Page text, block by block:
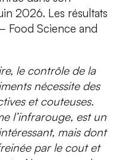
2026. Les résultats
Food Science and
le contrôle de la
nécessite des
et couteuses.
l’infrarouge, est un
mais dont
par le cout et